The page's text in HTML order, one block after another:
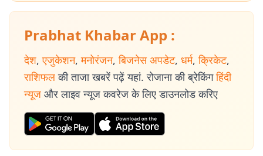
Prabhat Khabar App :
देश, एजुकेशन, मनोरंजन, बिजनेस अपडेट, धर्म, क्रिकेट,
राशिफल की ताजा खबरें पढ़ें यहां. रोजाना की ब्रेकिंग हिंदी
न्यूज और लाइव न्यूज कवरेज के लिए डाउनलोड करिए